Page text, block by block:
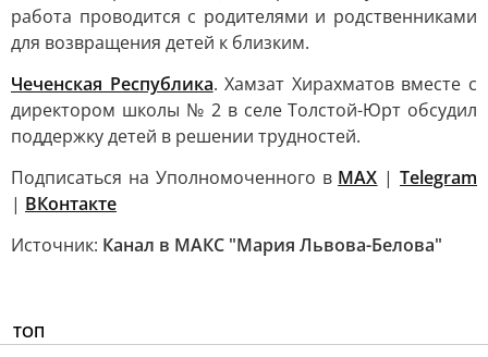
работа проводится с родителями и родственниками
для возвращения детей к близким.
Чеченская Республика. Хамзат Хирахматов вместе с
директором школы № 2 в селе Толстой-Юрт обсудил
поддержку детей в решении трудностей.
Подписаться на Уполномоченного в MAX |Telegram
| ВКонтакте
Источник: Канал в МАКС "Мария Львова-Белова"
ТОП